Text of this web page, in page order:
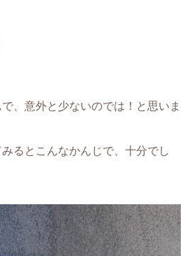
、意外と少ないのでは！と思いま
るとこんなかんじで、十分でし